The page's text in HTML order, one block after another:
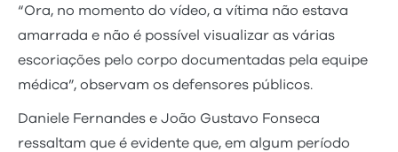
“Ora, no momento do vídeo, a vítima não estava
amarrada e não é possível visualizar as várias
escoriações pelo corpo documentadas pela equipe
médica”, observam os defensores públicos.
Daniele Fernandes e João Gustavo Fonseca
ressaltam que é evidente que, em algum período